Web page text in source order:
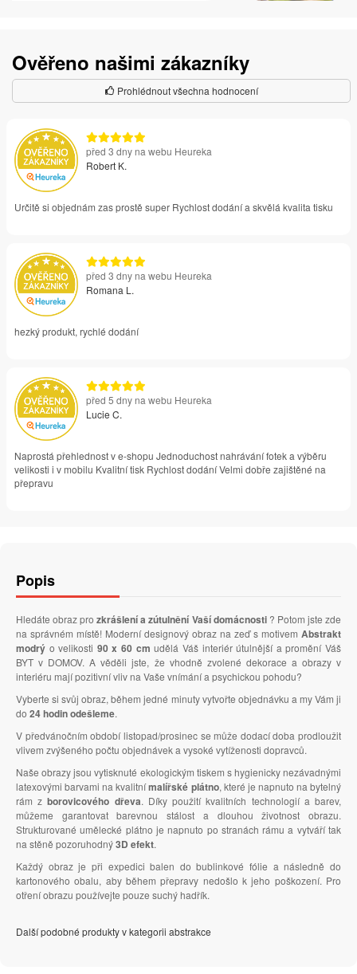
Ověřeno našimi zákazníky
Prohlédnout všechna hodnocení
před 3 dny na webu Heureka
Robert K.
Určitě si objednám zas prostě super Rychlost dodání a skvělá kvalita tisku
před 3 dny na webu Heureka
Romana L.
hezký produkt, rychlé dodání
před 5 dny na webu Heureka
Lucie C.
Naprostá přehlednost v e-shopu Jednoduchost nahrávání fotek a výběru
velikosti i v mobilu Kvalitní tisk Rychlost dodání Velmi dobře zajištěné na
přepravu
Popis
Hledáte obraz prozkrášlení a zútulnění Vaší domácnosti? Potom jste zde
na správném místě! Moderní designový obraz na zeď s motivem Abstrakt
modrý o velikosti 90 x 60 cm udělá Váš interiér útulnější a promění Váš
BYT v DOMOV. A věděli jste, že vhodně zvolené dekorace a obrazy v
interiéru mají pozitivní vliv na Vaše vnímání a psychickou pohodu?
Vyberte si svůj obraz, během jedné minuty vytvořte objednávku a my Vám ji
do 24 hodin odešleme.
V předvánočním období listopad/prosinec se může dodací doba prodloužit
vlivem zvýšeného počtu objednávek a vysoké vytíženosti dopravců.
Naše obrazy jsou vytisknuté ekologickým tiskem s hygienicky nezávadnými
latexovými barvami na kvalitnímalířské plátno, které je napnuto na bytelný
rám zborovicového dřeva. Díky použití kvalitních technologií a barev,
můžeme garantovat barevnou stálost a dlouhou životnost obrazu.
Strukturované umělecké plátno je napnuto po stranách rámu a vytváří tak
na stěně pozoruhodný3D efekt.
Každý obraz je při expedici balen do bublinkové fólie a následně do
kartonového obalu, aby během přepravy nedošlo k jeho poškození. Pro
otření obrazu používejte pouze suchý hadřík.
Další podobné produkty v kategorii abstrakce